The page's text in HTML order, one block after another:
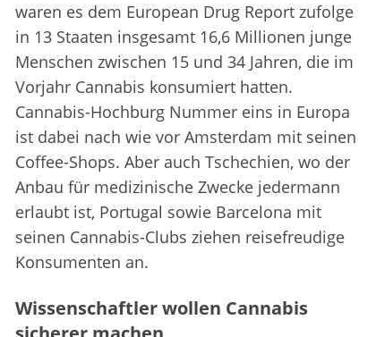
waren es dem European Drug Report zufolge
in 13 Staaten insgesamt 16,6 Millionen junge
Menschen zwischen 15 und 34 Jahren, die im
Vorjahr Cannabis konsumiert hatten.
Cannabis-Hochburg Nummer eins in Europa
ist dabei nach wie vor Amsterdam mit seinen
Coffee-Shops. Aber auch Tschechien, wo der
Anbau für medizinische Zwecke jedermann
erlaubt ist, Portugal sowie Barcelona mit
seinen Cannabis-Clubs ziehen reisefreudige
Konsumenten an.
Wissenschaftler wollen Cannabis